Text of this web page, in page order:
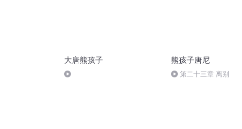
大唐熊孩子 熊孩子唐尼
第二十三章 离别